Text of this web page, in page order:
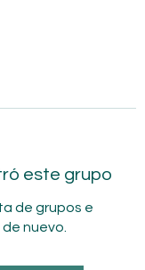
este grupo
de grupos e
nuevo.